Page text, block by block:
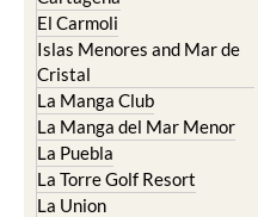
El Carmoli
Islas Menores and Mar de
Cristal
La Manga Club
La Manga del Mar Menor
La Puebla
La Torre Golf Resort
La Union